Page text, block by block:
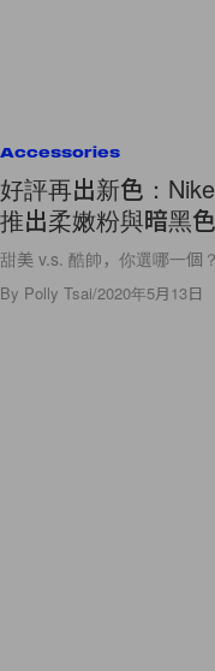
Accessories
好評再出新色：
推出柔嫩粉與暗黑色
甜美 v.s. 酷帥，你選哪一個？
By Polly Tsai/2020年5月13日